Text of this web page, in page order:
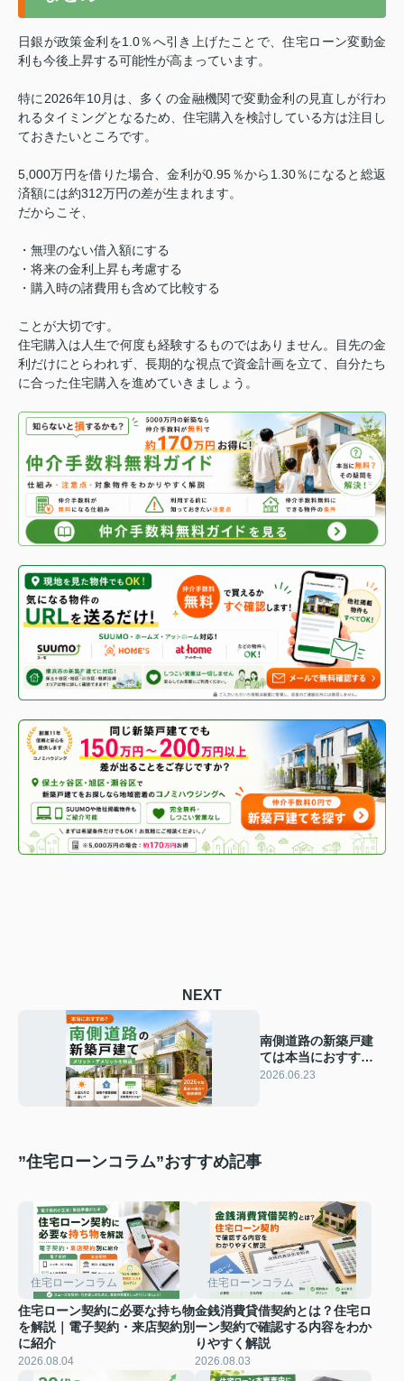
日銀が政策金利を1.0％へ引き上げたことで、住宅ローン変動金
利も今後上昇する可能性が高まっています。
特に2026年10月は、多くの金融機関で変動金利の見直しが行わ
れるタイミングとなるため、住宅購入を検討している方は注目し
ておきたいところです。
5,000万円を借りた場合、金利が0.95％から1.30％になると総返
済額には約312万円の差が生まれます。
だからこそ、
・無理のない借入額にする
・将来の金利上昇も考慮する
・購入時の諸費用も含めて比較する
ことが大切です。
住宅購入は人生で何度も経験するものではありません。目先の金
利だけにとらわれず、長期的な視点で資金計画を立て、自分たち
に合った住宅購入を進めていきましょう。
NEXT
南側道路の新築戸建
ては本当におすす
め？メリット・デメ
2026.06.23
”住宅ローンコラム”おすすめ記事
住宅ローンコラム
住宅ローン契約に必要な持ち物
を解説｜電子契約・来店契約別
に紹介
2026.08.04
住宅ローンコラム
金銭消費貸借契約とは？住宅ロ
ーン契約で確認する内容をわか
りやすく解説
2026.08.03